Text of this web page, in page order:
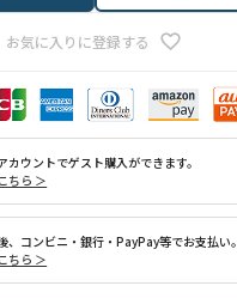
お気に入りに登録する
ウントでゲスト購入ができます。
ちら ＞
、コンビニ・銀行・PayPay等でお支払い。
ちら ＞